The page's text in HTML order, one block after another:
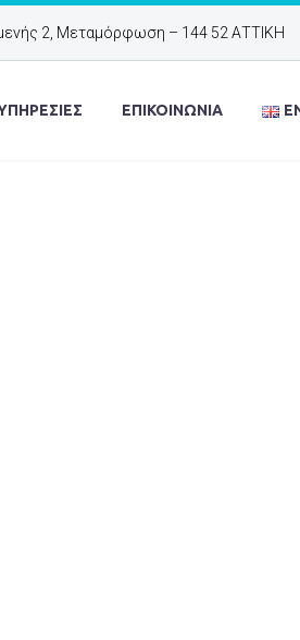
2, Μεταμόρφωση – 144 52 ΑΤΤΙΚΗ
ΕΠΙΚΟΙΝΩΝΙΑ